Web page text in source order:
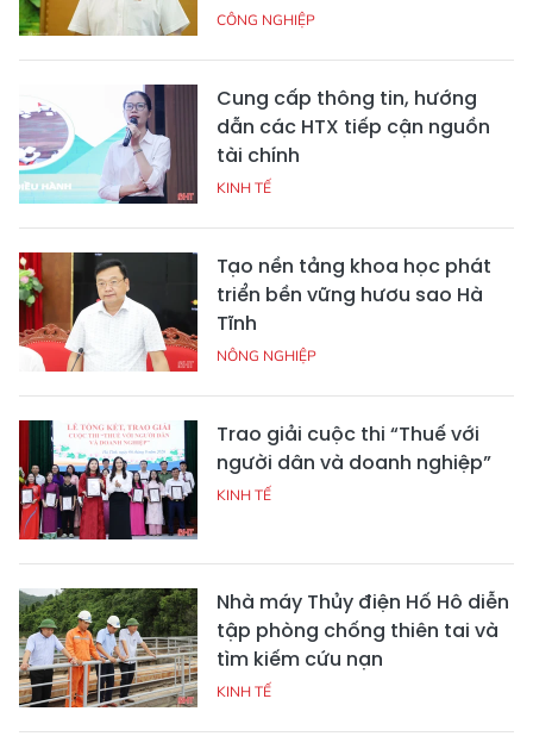
CÔNG NGHIỆP
Cung cấp thông tin, hướng
dẫn các HTX tiếp cận nguồn
tài chính
KINH TẾ
Tạo nền tảng khoa học phát
triển bền vững hươu sao Hà
Tĩnh
NÔNG NGHIỆP
Trao giải cuộc thi “Thuế với
người dân và doanh nghiệp”
KINH TẾ
Nhà máy Thủy điện Hố Hô diễn
tập phòng chống thiên tai và
tìm kiếm cứu nạn
KINH TẾ